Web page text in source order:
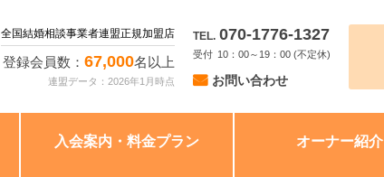
全国結婚相談事業者連盟正規加盟店
登録会員数： 67,000名以上
連盟データ：2026年1月時点
TEL. 070-1776-1327
10：00～19：00 (不定休)
お問い合わせ
入会案内・料金プラン オーナー紹介